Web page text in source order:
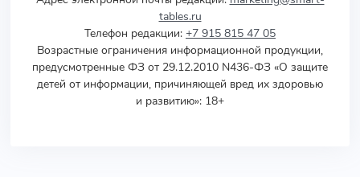
tables.ru
Телефон редакции: +7 915 815 47 05
Возрастные ограничения информационной продукции,
предусмотренные ФЗ от 29.12.2010 N436-ФЗ «О защите
детей от информации, причиняющей вред их здоровью
и развитию»: 18+